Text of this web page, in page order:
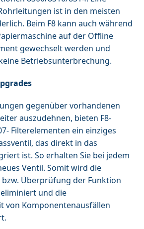
ist in den meisten
Beim F8 kann auch während
auf der Offline
gewechselt werden und
Betriebsunterbrechung.
gegenüber vorhandenen
auszudehnen, bieten F8-
Filterelementen ein einziges
das direkt in das
ist. So erhalten Sie bei jedem
Ventil. Somit wird die
Überprüfung der Funktion
und die
von Komponentenausfällen